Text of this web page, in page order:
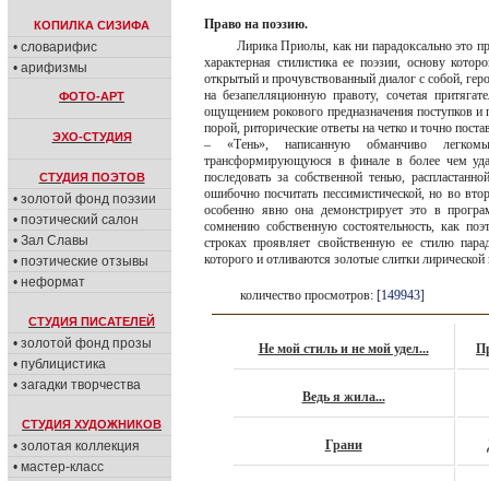
КОПИЛКА СИЗИФА
• словарифис
• арифизмы
ФОТО-АРТ
ЭХО-СТУДИЯ
СТУДИЯ ПОЭТОВ
• золотой фонд поэзии
• поэтический салон
• Зал Славы
• поэтические отзывы
• неформат
СТУДИЯ ПИСАТЕЛЕЙ
• золотой фонд прозы
• публицистика
• загадки творчества
СТУДИЯ ХУДОЖНИКОВ
• золотая коллекция
• мастер-класс
Право на поэзию.
Лирика Приолы, как ни парадоксально это
характерная стилистика ее поэзии, основу
открытый и прочувствованный диалог с собой,
на безапелляционную правоту, сочетая
ощущением рокового предназначения поступков
порой, риторические ответы на четко и точно
– «Тень», написанную обманчиво
трансформирующуюся в финале в более чем
последовать за собственной тенью,
ошибочно посчитать пессимистической, но во
особенно явно она демонстрирует это в
сомнению собственную состоятельность, как
строках проявляет свойственную ее стилю
которого и отливаются золотые слитки
количество просмотров: [149943]
Не мой стиль и не мой удел...
Ведь я жила...
Грани